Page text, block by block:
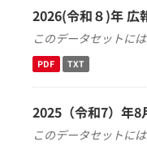
2026(令和８)年 広
このデータセットに
PDF TXT
2025（令和7）年8
このデータセットに